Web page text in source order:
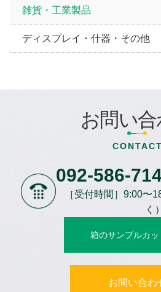
雑貨・工業製品
ディスプレイ・什器・その他
お問い
CONTACT
092-586-
［受付時間］9:00〜
く）
箱のサンプルカッ
お問い合わ